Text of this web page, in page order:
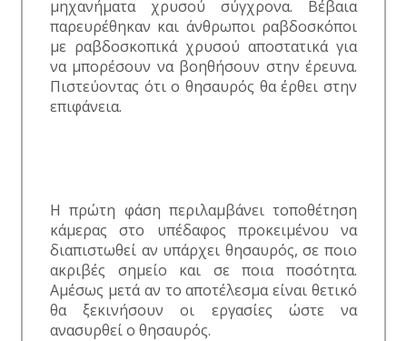
μηχανήματα χρυσού σύγχρονα. Βέβαια
παρευρέθηκαν και άνθρωποι ραβδοσκόποι
με ραβδοσκοπικά χρυσού αποστατικά για
να μπορέσουν να βοηθήσουν στην έρευνα.
Πιστεύοντας ότι ο θησαυρός θα έρθει στην
επιφάνεια.
Η πρώτη φάση περιλαμβάνει τοποθέτηση
κάμερας στο υπέδαφος προκειμένου να
διαπιστωθεί αν υπάρχει θησαυρός, σε ποιο
ακριβές σημείο και σε ποια ποσότητα.
Αμέσως μετά αν το αποτέλεσμα είναι θετικό
θα ξεκινήσουν οι εργασίες ώστε να
ανασυρθεί ο θησαυρός.